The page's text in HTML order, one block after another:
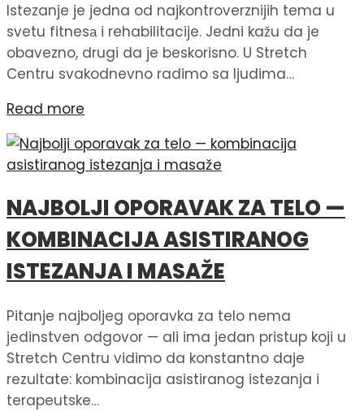
Istezanje je jedna od najkontroverznijih tema u
svetu fitnesа i rehabilitacije. Jedni kažu da je
obavezno, drugi da je beskorisno. U Stretch
Centru svakodnevno radimo sa ljudima…
Read more
NAJBOLJI OPORAVAK ZA TELO —
KOMBINACIJA ASISTIRANOG
ISTEZANJA I MASAŽE
Pitanje najboljeg oporavka za telo nema
jedinstven odgovor — ali ima jedan pristup koji u
Stretch Centru vidimo da konstantno daje
rezultate: kombinacija asistiranog istezanja i
terapeutske…